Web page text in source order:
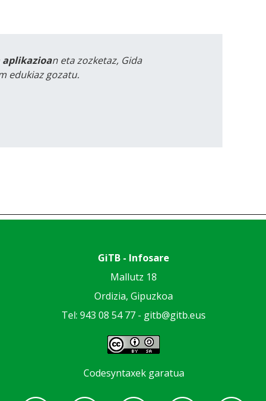
aplikazioan eta zozketaz, Gida
edukiaz gozatu.
GiTB - Infosare
Mallutz 18
Ordizia, Gipuzkoa
Tel: 943 08 54 77 - gitb@gitb.eus
Codesyntaxek garatua